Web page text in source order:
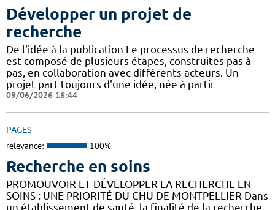
Développer un projet de
recherche
De l'idée à la publication Le processus de recherche
est composé de plusieurs étapes, construites pas à
pas, en collaboration avec différents acteurs. Un
projet part toujours d'une idée, née à partir
09/06/2026 16:44
PAGES
relevance: 100%
Recherche en soins
PROMOUVOIR ET DÉVELOPPER LA RECHERCHE EN
SOINS : UNE PRIORITÉ DU CHU DE MONTPELLIER Dans
un établissement de santé, la finalité de la recherche